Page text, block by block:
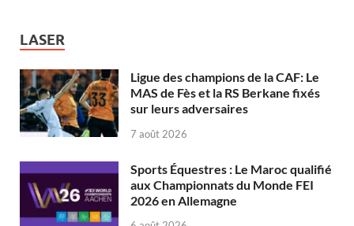
LASER
Ligue des champions de la CAF: Le
MAS de Fès et la RS Berkane fixés
sur leurs adversaires
7 août 2026
Sports Équestres : Le Maroc qualifié
aux Championnats du Monde FEI
2026 en Allemagne